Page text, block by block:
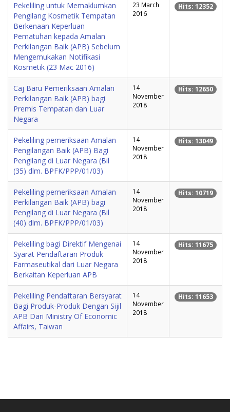
Pekeliling untuk Memaklumkan
Pengilang Kosmetik Tempatan
Berkenaan Keperluan
Pematuhan kepada Amalan
Perkilangan Baik (APB) Sebelum
Mengemukakan Notifikasi
Kosmetik (23 Mac 2016)
23 March
2016
Hits: 12352
Caj Baru Pemeriksaan Amalan
Perkilangan Baik (APB) bagi
Premis Tempatan dan Luar
Negara
14
November
2018
Hits: 12650
Pekeliling pemeriksaan Amalan
Pengilangan Baik (APB) Bagi
Pengilang di Luar Negara (Bil
(35) dlm. BPFK/PPP/01/03)
14
November
2018
Hits: 13049
Pekeliling pemeriksaan Amalan
Perkilangan Baik (APB) bagi
Pengilang di Luar Negara (Bil
(40) dlm. BPFK/PPP/01/03)
14
November
2018
Hits: 10719
Pekeliling bagi Direktif Mengenai
Syarat Pendaftaran Produk
Farmaseutikal dari Luar Negara
Berkaitan Keperluan APB
14
November
2018
Hits: 11675
Pekeliling Pendaftaran Bersyarat
Bagi Produk-Produk Dengan Sijil
APB Dari Ministry Of Economic
Affairs, Taiwan
14
November
2018
Hits: 11653